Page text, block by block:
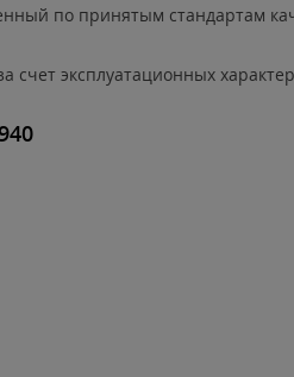
по принятым стандартам
эксплуатационных